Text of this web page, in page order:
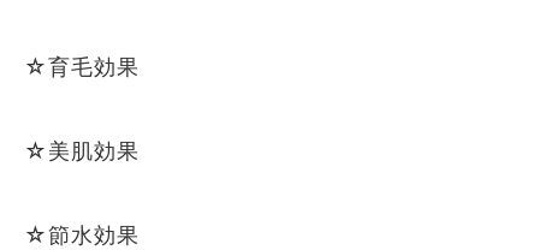
☆育毛効果
☆美肌効果
☆節水効果